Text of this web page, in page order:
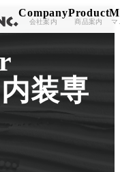
Company
会社案内
Product
商品案内 マ
装専